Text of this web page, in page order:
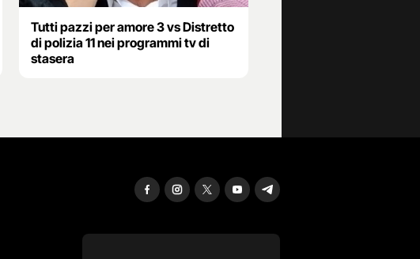
Tutti pazzi per amore 3 vs Distretto
di polizia 11 nei programmi tv di
stasera